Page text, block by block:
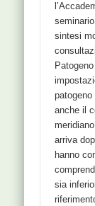
sintesi
patogeno
anche il
arriva
hanno
sia